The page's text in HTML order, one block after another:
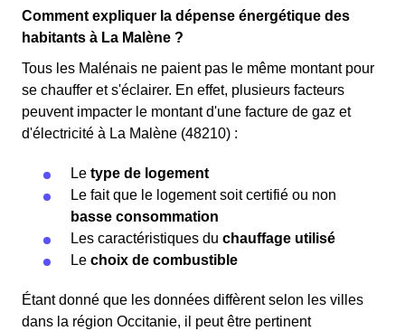
Comment expliquer la dépense énergétique des
habitants à La Malène ?
Tous les Malénais ne paient pas le même montant pour
se chauffer et s'éclairer. En effet, plusieurs facteurs
peuvent impacter le montant d'une facture de gaz et
d'électricité à La Malène (48210) :
Le type de logement
Le fait que le logement soit certifié ou non
basse consommation
Les caractéristiques du chauffage utilisé
Le choix de combustible
Étant donné que les données diffèrent selon les villes
dans la région Occitanie, il peut être pertinent